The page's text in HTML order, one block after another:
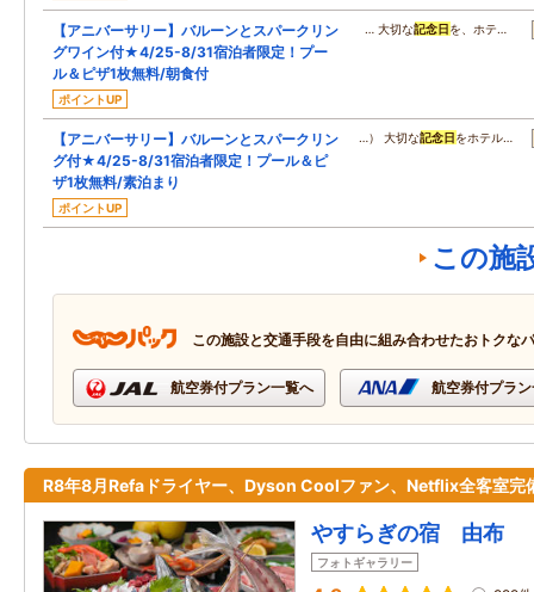
【アニバーサリー】バルーンとスパークリン
グワイン付★4/25-8/31宿泊者限定！プー
ル＆ピザ1枚無料/朝食付
ポイントUP
… 大切な記念日 を、ホテ…
【アニバーサリー】バルーンとスパークリン
グ付★4/25-8/31宿泊者限定！プール＆ピ
ザ1枚無料/素泊まり
ポイントUP
…） 大切な記念日 をホテル…
この施
この施設と交通手段を自由に組み合わせたおトクな
航空券付プラン一覧へ 航空券付プラ
R8年8月Refaドライヤー、Dyson Coolファン、Netflix全客室完
やすらぎの宿 由布
フォトギャラリー